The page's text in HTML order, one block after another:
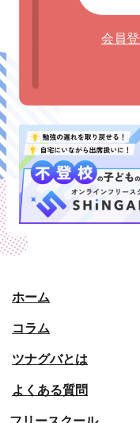
会員
ホーム
コラム
ツナグバとは
よくある質問